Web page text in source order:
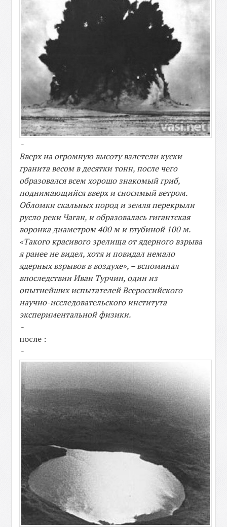
-
Вверх на огромную высоту взлетели куски
гранита весом в десятки тонн, после чего
образовался всем хорошо знакомый гриб,
поднимающийся вверх и сносимый ветром.
Обломки скальных пород и земля перекрыли
русло реки Чаган, и образовалась гигантская
воронка диаметром 400 м и глубиной 100 м.
«Такого красивого зрелища от ядерного взрыва
я ранее не видел, хотя и повидал немало
ядерных взрывов в воздухе», – вспоминал
впоследствии Иван Турчин, один из
опытнейших испытателей Всероссийского
научно-исследовательского института
экспериментальной физики.
-
после :
-